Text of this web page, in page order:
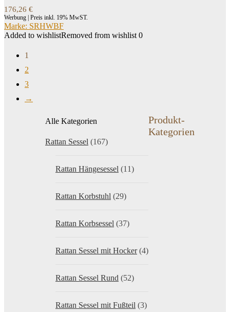
176,26 €
Werbung | Preis inkl. 19% MwST.
Marke: SRHWBF
Added to wishlistRemoved from wishlist 0
1
2
3
→
Alle Kategorien
Rattan Sessel (167)
Rattan Hängesessel (11)
Rattan Korbstuhl (29)
Rattan Korbsessel (37)
Rattan Sessel mit Hocker (4)
Rattan Sessel Rund (52)
Rattan Sessel mit Fußteil (3)
Produkt-
Kategorien